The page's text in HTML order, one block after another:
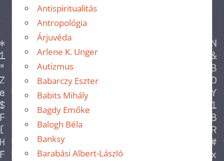
Antispiritualitás
Antropológia
Árjuvéda
Arlene K. Unger
Autizmus
Babarczy Eszter
Babits Mihály
Bagdy Emőke
Balogh Béla
Banksy
Barabási Albert-László